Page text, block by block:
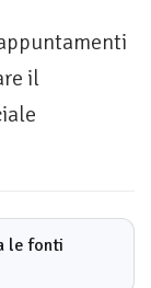
il
le fonti